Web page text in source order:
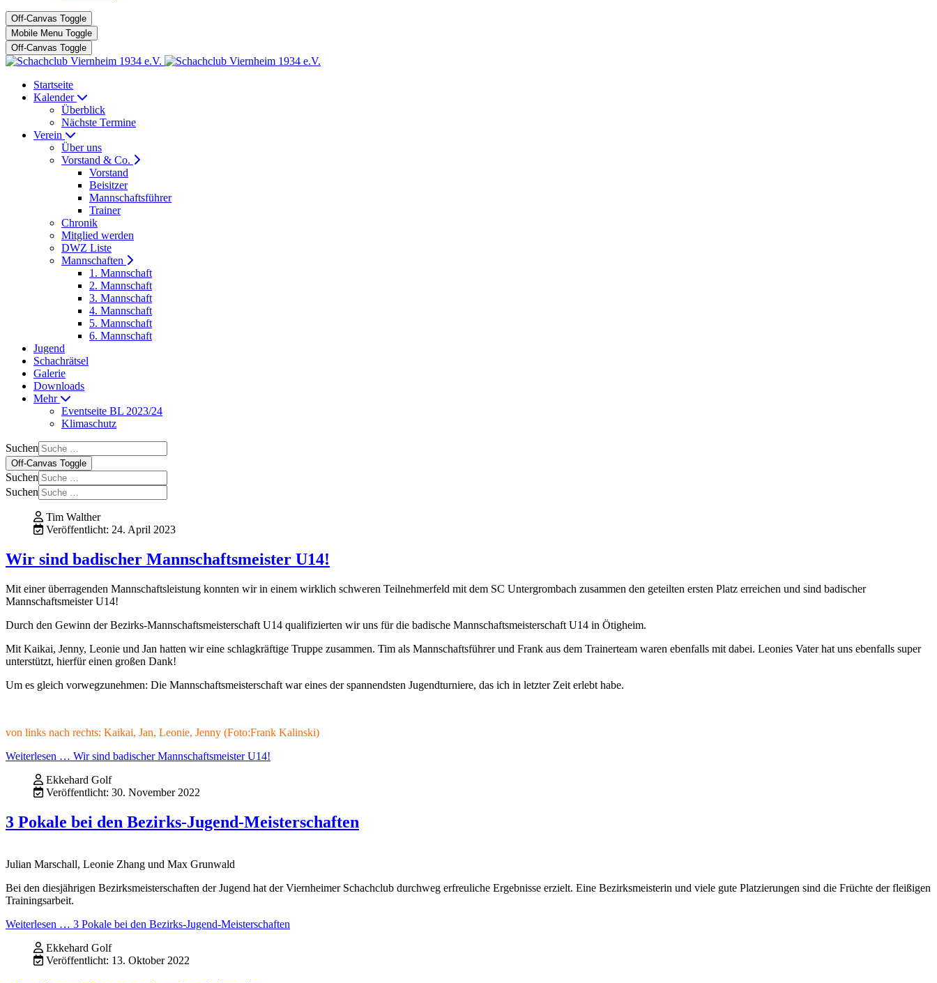
Off-Canvas Toggle
Mobile Menu Toggle
Off-Canvas Toggle
Startseite
Kalender
Überblick
Nächste Termine
Verein
Über uns
Vorstand & Co.
Vorstand
Beisitzer
Mannschaftsführer
Trainer
Chronik
Mitglied werden
DWZ Liste
Mannschaften
1. Mannschaft
2. Mannschaft
3. Mannschaft
4. Mannschaft
5. Mannschaft
6. Mannschaft
Jugend
Schachrätsel
Galerie
Downloads
Mehr
Eventseite BL 2023/24
Klimaschutz
Suchen
Off-Canvas Toggle
Suchen
Suchen
Tim Walther
Veröffentlicht: 24. April 2023
Wir sind badischer Mannschaftsmeister U14!
Mit einer überragenden Mannschaftsleistung konnten wir in einem wirklich schweren Teilnehmerfeld mit dem SC Untergrombach zusammen den geteilten ersten Platz erreichen und sind badischer
Mannschaftsmeister U14!
Durch den Gewinn der Bezirks-Mannschaftsmeisterschaft U14 qualifizierten wir uns für die badische Mannschaftsmeisterschaft U14 in Ötigheim.
Mit Kaikai, Jenny, Leonie und Jan hatten wir eine schlagkräftige Truppe zusammen. Tim als Mannschaftsführer und Frank aus dem Trainerteam waren ebenfalls mit dabei. Leonies Vater hat uns ebenfalls super
unterstützt, hierfür einen großen Dank!
Um es gleich vorwegzunehmen: Die Mannschaftsmeisterschaft war eines der spannendsten Jugendturniere, das ich in letzter Zeit erlebt habe.
von links nach rechts: Kaikai, Jan, Leonie, Jenny (Foto:Frank Kalinski)
Weiterlesen … Wir sind badischer Mannschaftsmeister U14!
Ekkehard Golf
Veröffentlicht: 30. November 2022
3 Pokale bei den Bezirks-Jugend-Meisterschaften
Julian Marschall, Leonie Zhang und Max Grunwald
Bei den diesjährigen Bezirksmeisterschaften der Jugend hat der Viernheimer Schachclub durchweg erfreuliche Ergebnisse erzielt. Eine Bezirksmeisterin und viele gute Platzierungen sind die Früchte der fleißigen
Trainingsarbeit.
Weiterlesen … 3 Pokale bei den Bezirks-Jugend-Meisterschaften
Ekkehard Golf
Veröffentlicht: 13. Oktober 2022